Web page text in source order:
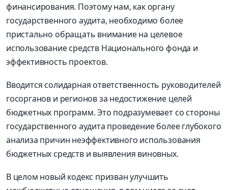
финансирования. Поэтому нам, как органу
государственного аудита, необходимо более
пристально обращать внимание на целевое
использование средств Национального фонда и
эффективность проектов.
Вводится солидарная ответственность руководителей
госорганов и регионов за недостижение целей
бюджетных программ. Это подразумевает со стороны
государственного аудита проведение более глубокого
анализа причин неэффективного использования
бюджетных средств и выявления виновных.
В целом новый кодекс призван улучшить